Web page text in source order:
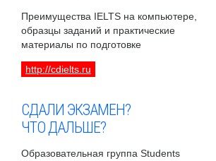
Преимущества IELTS на компьютере,
образцы заданий и практические
материалы по подготовке
http://cdielts.ru
СДАЛИ ЭКЗАМЕН?
ЧТО ДАЛЬШЕ?
Образовательная группа Students